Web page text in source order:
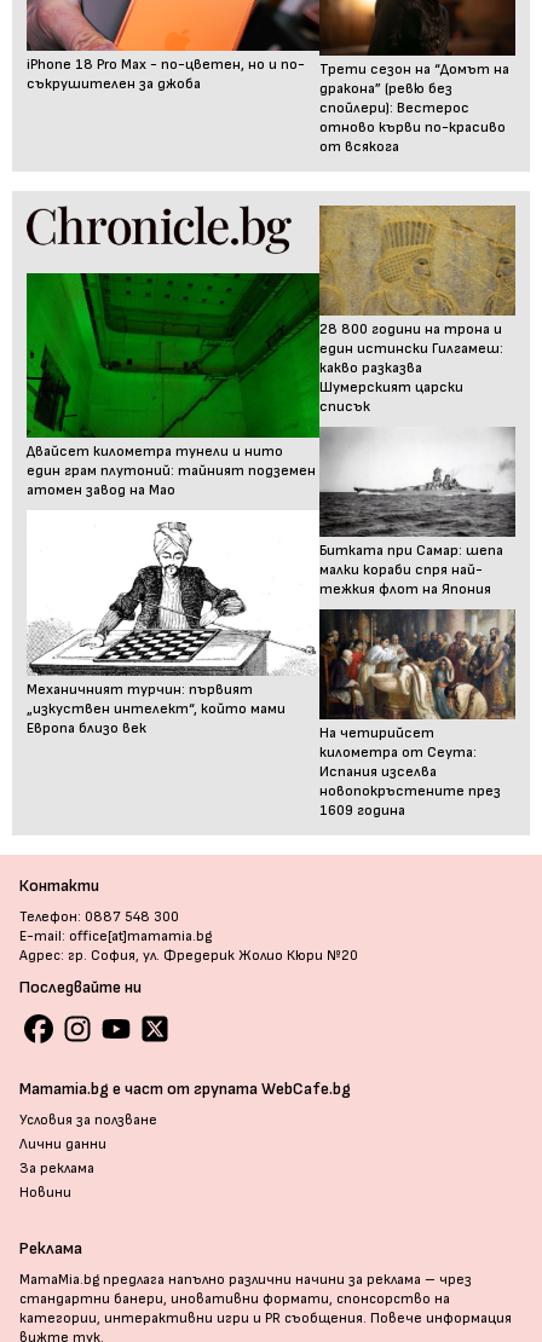
iPhone 18 Pro Max - по-цветен, но и по-
съкрушителен за джоба
Трети сезон на “Домът на
дракона” (ревю без
спойлери): Вестерос
отново кърви по-красиво
от всякога
Двайсет километра тунели и нито
един грам плутоний: тайният подземен
атомен завод на Мао
Механичният турчин: първият
„изкуствен интелект“, който мами
Европа близо век
28 800 години на трона и
един истински Гилгамеш:
какво разказва
Шумерският царски
списък
Битката при Самар: шепа
малки кораби спря най-
тежкия флот на Япония
На четирийсет
километра от Сеута:
Испания изселва
новопокръстените през
1609 година
Контакти
Телефон: 0887 548 300
E-mail: office[at]mamamia.bg
Адрес: гр. София, ул. Фредерик Жолио Кюри №20
Последвайте ни
Mamamia.bg е част от групата WebCafe.bg
Условия за ползване
Лични данни
За реклама
Новини
Реклама
MamaMia.bg предлага напълно различни начини за реклама – чрез
стандартни банери, иновативни формати, спонсорство на
категории, интерактивни игри и PR съобщения. Повече информация
вижте тук.